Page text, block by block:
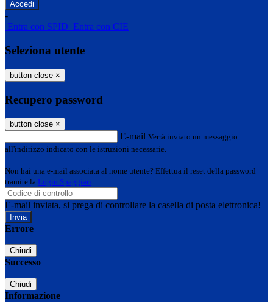
-
Entra con SPID Entra con CIE
Seleziona utente
button close ×
Recupero password
button close ×
E-mail Verrà inviato un messaggio
all'indirizzo indicato con le istruzioni necessarie.
Non hai una e-mail associata al nome utente? Effettua il reset della password
tramite la Login Spaggiari
E-mail inviata, si prega di controllare la casella di posta elettronica!
Errore
Chiudi
Successo
Chiudi
Informazione